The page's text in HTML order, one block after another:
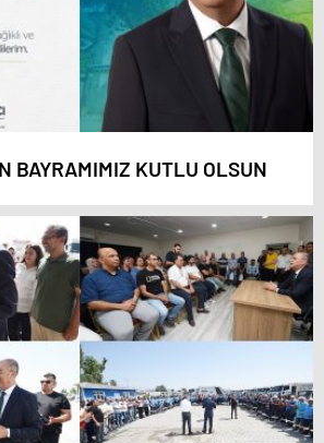
BAYRAMIMIZ KUTLU OLSUN